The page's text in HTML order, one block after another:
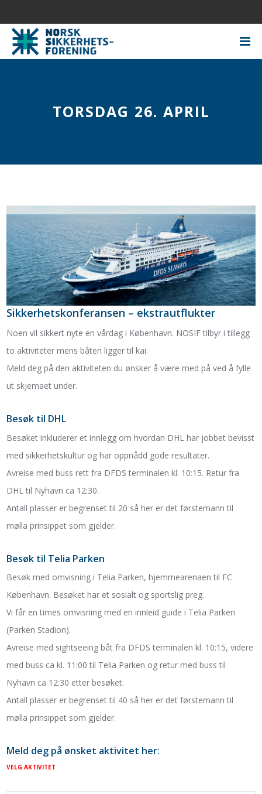
TORSDAG 26. APRIL
Sikkerhetskonferansen – ekstrautflukter
Noen vil sikkert nyte en vårdag i København. NOSIF tilbyr i tillegg
to aktiviteter mens båten ligger til kai.
Meld deg på den aktiviteten du ønsker å være med på ved å fylle
ut skjemaet under.
Besøk til DHL
Besøket inkluderer et innlegg om hvordan DHL har jobbet bevisst
med sikkerhetskultur og har oppnådd gode resultater.
Avreise med buss rett fra DFDS terminalen kl. 10:15. Retur fra
DHL til Nyhavn ca 12:30.
Antall plasser er begrenset til 20 så her er det førstemann til
mølla prinsippet som gjelder.
Besøk til Telia Parken
Besøk med omvisning i Telia Parken, hjemmearenaen til FC
København. Besøket har et sosialt og sportslig preg.
Vi får en times omvisning med en innleid guide i Telia Parken
(Parken Stadion).
Avreise med sightseeing båt fra DFDS terminalen kl. 10:15, videre
med buss ca kl. 11:00 til Telia Parken og retur med buss til
Nyhavn ca 12:30 etter besøket.
Antall plasser er begrenset til 40 så her er det førstemann til
mølla prinsippet som gjelder.
Meld deg på ønsket aktivitet her:
VELG AKTIVITET